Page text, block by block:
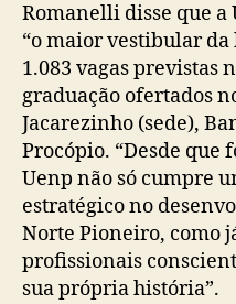
Romanelli disse que
“o maior vestibular da
1.083 vagas previstas
graduação ofertados
Jacarezinho (sede),
Procópio. “Desde que
Uenp não só cumpre
estratégico no
Norte Pioneiro, como
profissionais
sua própria história”.